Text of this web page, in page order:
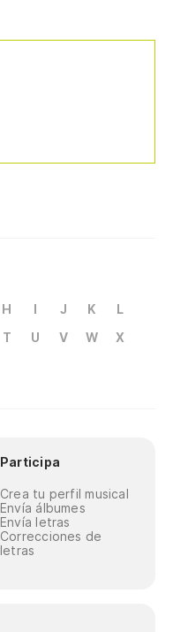
H I J K
L
T U V W
X
Participa
Crea tu perfil musical
Envía álbumes
Envía letras
Correcciones de
letras